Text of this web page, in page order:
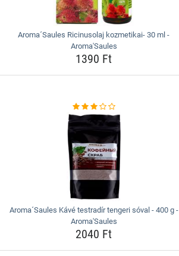
Aroma´Saules Ricinusolaj kozmetikai- 30 ml -
Aroma'Saules
1390 Ft
Aroma´Saules Kávé testradír tengeri sóval - 400 g -
Aroma'Saules
2040 Ft